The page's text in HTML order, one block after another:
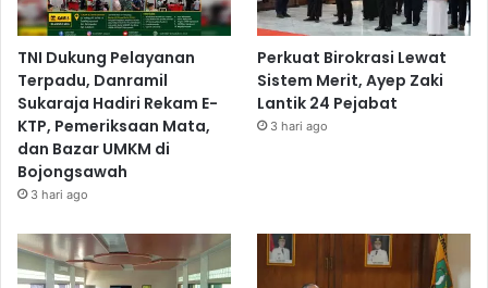
TNI Dukung Pelayanan
Terpadu, Danramil
Sukaraja Hadiri Rekam E-
KTP, Pemeriksaan Mata,
dan Bazar UMKM di
Bojongsawah
3 hari ago
Perkuat Birokrasi Lewat
Sistem Merit, Ayep Zaki
Lantik 24 Pejabat
3 hari ago